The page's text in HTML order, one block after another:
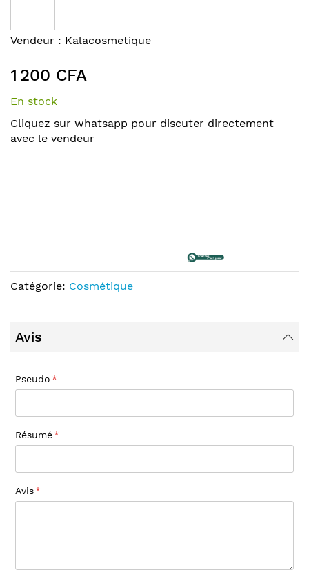
of
the
gallery
Skip
the
beginning
of
images
gallery
Vendeur : Kalacosmetique
1 200 CFA
En stock
Cliquez sur whatsapp pour discuter directement
avec le vendeur
Catégorie: Cosmétique
Avis
Pseudo
Résumé
Avis